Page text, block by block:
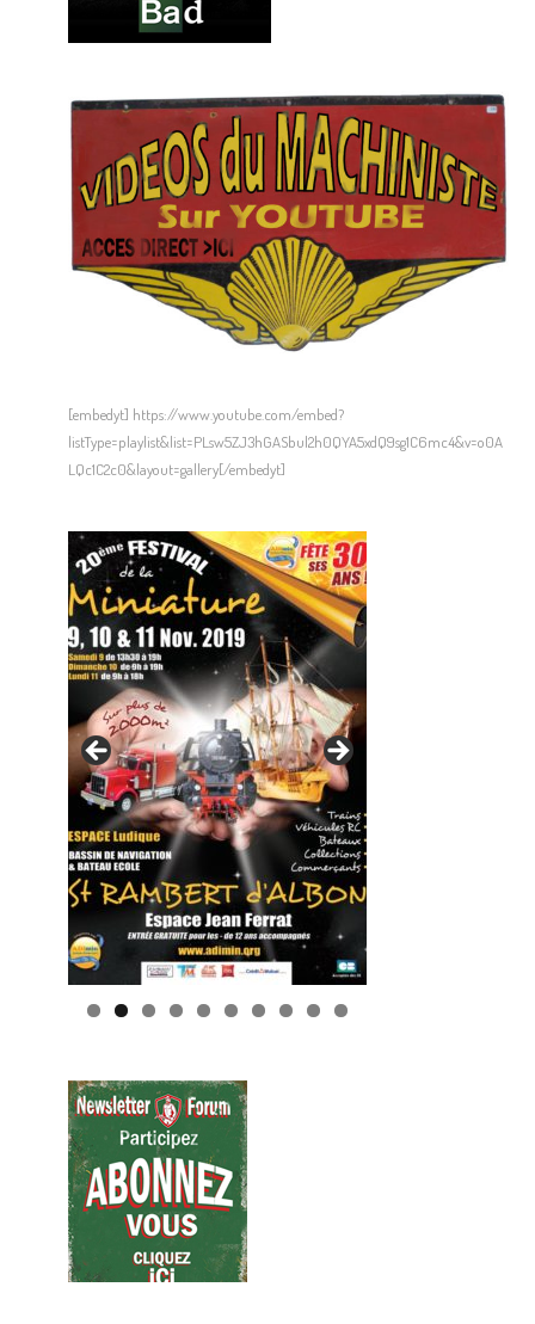
[embedyt] https://www.youtube.com/embed?
listType=playlist&list=PLsw5ZJ3hGASbul2h0QYA5xdQ9sg1C6mc4&v=o0A
LQc1C2c0&layout=gallery[/embedyt]